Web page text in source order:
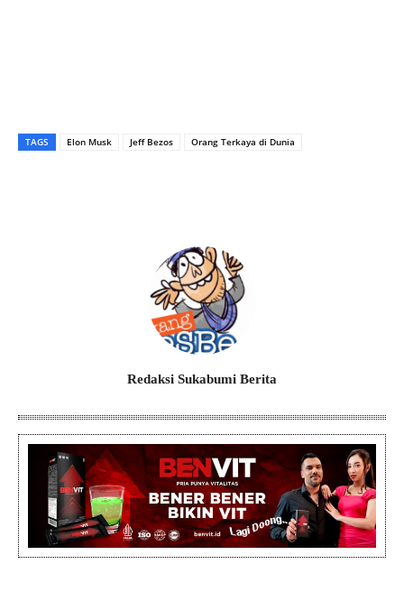
TAGS Elon Musk Jeff Bezos Orang Terkaya di Dunia
Redaksi Sukabumi Berita